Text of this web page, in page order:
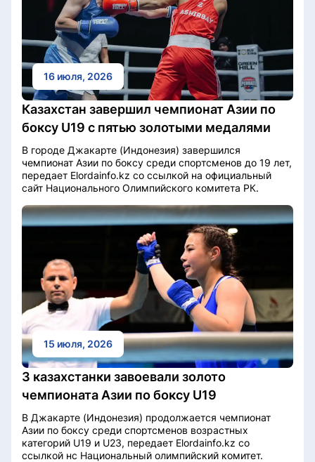
16 июля, 2026
Казахстан завершил чемпионат Азии по
боксу U19 с пятью золотыми медалями
В городе Джакарте (Индонезия) завершился
чемпионат Азии по боксу среди спортсменов до 19 лет,
передает Elordainfo.kz со ссылкой на официальный
сайт Национального Олимпийского комитета РК.
15 июля, 2026
3 казахстанки завоевали золото
чемпионата Азии по боксу U19
В Джакарте (Индонезия) продолжается чемпионат
Азии по боксу среди спортсменов возрастных
категорий U19 и U23, передает Elordainfo.kz со
ссылкой нс Национальный олимпийский комитет.